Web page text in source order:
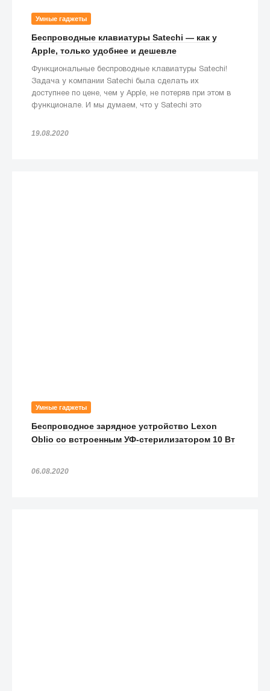
Умные гаджеты
Беспроводные клавиатуры Satechi — как у
Apple, только удобнее и дешевле
Функциональные беспроводные клавиатуры Satechi!
Задача у компании Satechi была сделать их
доступнее по цене, чем у Apple, не потеряв при этом в
функционале. И мы думаем, что у Satechi это
19.08.2020
Умные гаджеты
Беспроводное зарядное устройство Lexon
Oblio со встроенным УФ-стерилизатором 10 Вт
06.08.2020